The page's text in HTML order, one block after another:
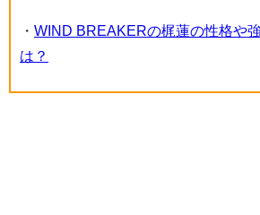
・ WIND BREAKERの梶蓮の性格や
は？